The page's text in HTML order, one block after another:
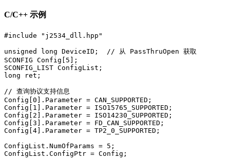
C/C++ 示例
#include "j2534_dll.hpp"
unsigned long DeviceID;  // 从 PassThruOpen 获取
SCONFIG Config[5];
SCONFIG_LIST ConfigList;
long ret;
// 查询协议支持信息
Config[0].Parameter = CAN_SUPPORTED;
Config[1].Parameter = ISO15765_SUPPORTED;
Config[2].Parameter = ISO14230_SUPPORTED;
Config[3].Parameter = FD_CAN_SUPPORTED;
Config[4].Parameter = TP2_0_SUPPORTED;
ConfigList.NumOfParams = 5;
ConfigList.ConfigPtr = Config;